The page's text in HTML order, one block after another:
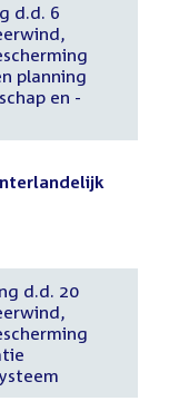
d.d. 6
planning
en -
d.d. 20